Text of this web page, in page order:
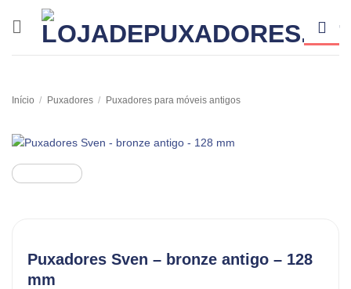
Início / Puxadores / Puxadores para móveis antigos
Puxadores Sven – bronze antigo – 128
mm